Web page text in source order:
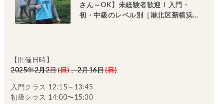
さん～OK】未経験者歓迎！入門・
初・中級のレベル別［港北区新横浜：
【開催日時】
2025年2月2日(日)、2月16日(日)
入門クラス 12:15～13:45
初級クラス 14:00〜15:30